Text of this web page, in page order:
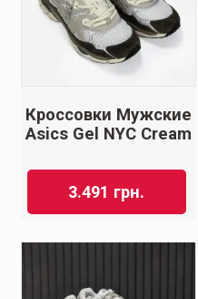
Кроссовки Мужские
Asics Gel NYC Cream
3.491 грн.